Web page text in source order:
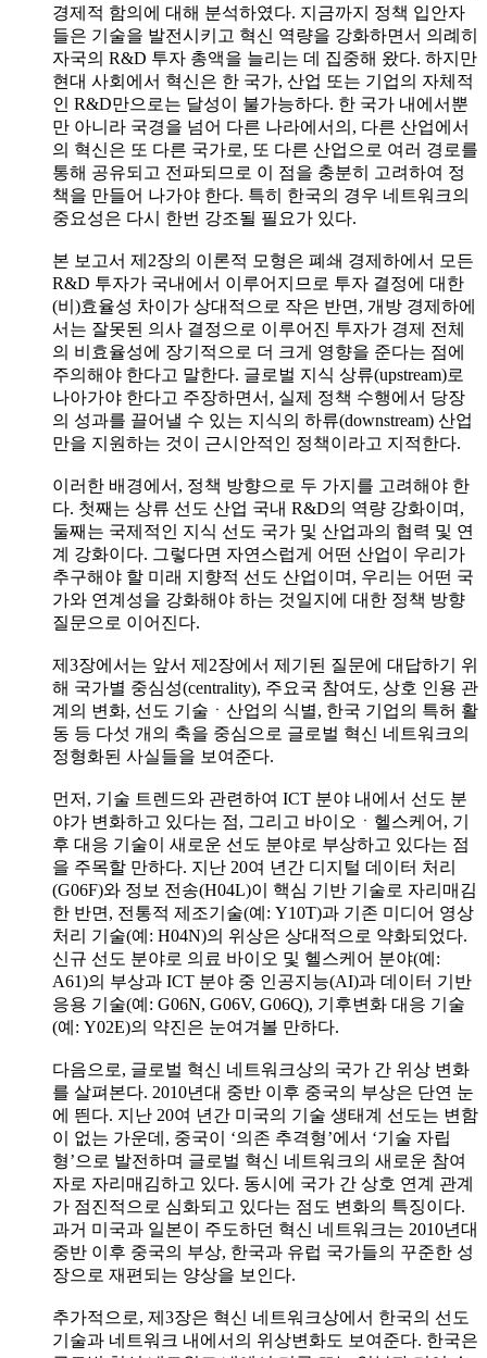
경제적 함의에 대해 분석하였다. 지금까지 정책 입안자
들은 기술을 발전시키고 혁신 역량을 강화하면서 의례히
자국의 R&D 투자 총액을 늘리는 데 집중해 왔다. 하지만
현대 사회에서 혁신은 한 국가, 산업 또는 기업의 자체적
인 R&D만으로는 달성이 불가능하다. 한 국가 내에서뿐
만 아니라 국경을 넘어 다른 나라에서의, 다른 산업에서
의 혁신은 또 다른 국가로, 또 다른 산업으로 여러 경로를
통해 공유되고 전파되므로 이 점을 충분히 고려하여 정
책을 만들어 나가야 한다. 특히 한국의 경우 네트워크의
중요성은 다시 한번 강조될 필요가 있다.
본 보고서 제2장의 이론적 모형은 폐쇄 경제하에서 모든
R&D 투자가 국내에서 이루어지므로 투자 결정에 대한
(비)효율성 차이가 상대적으로 작은 반면, 개방 경제하에
서는 잘못된 의사 결정으로 이루어진 투자가 경제 전체
의 비효율성에 장기적으로 더 크게 영향을 준다는 점에
주의해야 한다고 말한다. 글로벌 지식 상류(upstream)로
나아가야 한다고 주장하면서, 실제 정책 수행에서 당장
의 성과를 끌어낼 수 있는 지식의 하류(downstream) 산업
만을 지원하는 것이 근시안적인 정책이라고 지적한다.
이러한 배경에서, 정책 방향으로 두 가지를 고려해야 한
다. 첫째는 상류 선도 산업 국내 R&D의 역량 강화이며,
둘째는 국제적인 지식 선도 국가 및 산업과의 협력 및 연
계 강화이다. 그렇다면 자연스럽게 어떤 산업이 우리가
추구해야 할 미래 지향적 선도 산업이며, 우리는 어떤 국
가와 연계성을 강화해야 하는 것일지에 대한 정책 방향
질문으로 이어진다.
제3장에서는 앞서 제2장에서 제기된 질문에 대답하기 위
해 국가별 중심성(centrality), 주요국 참여도, 상호 인용 관
계의 변화, 선도 기술ㆍ산업의 식별, 한국 기업의 특허 활
동 등 다섯 개의 축을 중심으로 글로벌 혁신 네트워크의
정형화된 사실들을 보여준다.
먼저, 기술 트렌드와 관련하여 ICT 분야 내에서 선도 분
야가 변화하고 있다는 점, 그리고 바이오ㆍ헬스케어, 기
후 대응 기술이 새로운 선도 분야로 부상하고 있다는 점
을 주목할 만하다. 지난 20여 년간 디지털 데이터 처리
(G06F)와 정보 전송(H04L)이 핵심 기반 기술로 자리매김
한 반면, 전통적 제조기술(예: Y10T)과 기존 미디어 영상
처리 기술(예: H04N)의 위상은 상대적으로 약화되었다.
신규 선도 분야로 의료 바이오 및 헬스케어 분야(예:
A61)의 부상과 ICT 분야 중 인공지능(AI)과 데이터 기반
응용 기술(예: G06N, G06V, G06Q), 기후변화 대응 기술
(예: Y02E)의 약진은 눈여겨볼 만하다.
다음으로, 글로벌 혁신 네트워크상의 국가 간 위상 변화
를 살펴본다. 2010년대 중반 이후 중국의 부상은 단연 눈
에 띈다. 지난 20여 년간 미국의 기술 생태계 선도는 변함
이 없는 가운데, 중국이 ‘의존 추격형’에서 ‘기술 자립
형’으로 발전하며 글로벌 혁신 네트워크의 새로운 참여
자로 자리매김하고 있다. 동시에 국가 간 상호 연계 관계
가 점진적으로 심화되고 있다는 점도 변화의 특징이다.
과거 미국과 일본이 주도하던 혁신 네트워크는 2010년대
중반 이후 중국의 부상, 한국과 유럽 국가들의 꾸준한 성
장으로 재편되는 양상을 보인다.
추가적으로, 제3장은 혁신 네트워크상에서 한국의 선도
기술과 네트워크 내에서의 위상변화도 보여준다. 한국은